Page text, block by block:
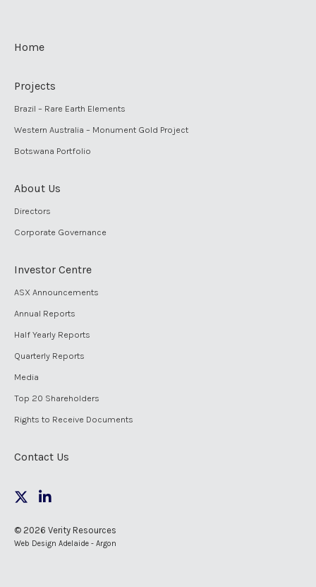
Home
Projects
Brazil – Rare Earth Elements
Western Australia – Monument Gold Project
Botswana Portfolio
About Us
Directors
Corporate Governance
Investor Centre
ASX Announcements
Annual Reports
Half Yearly Reports
Quarterly Reports
Media
Top 20 Shareholders
Rights to Receive Documents
Contact Us
© 2026 Verity Resources
Web Design Adelaide - Argon